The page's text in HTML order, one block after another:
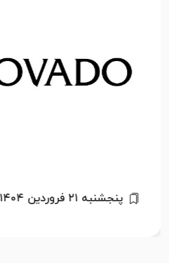
پنجشنبه ۲۱ فروردین ۱۴۰۴